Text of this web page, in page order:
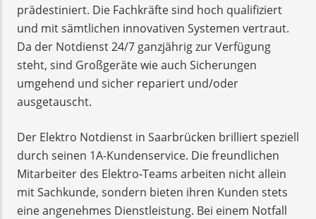
prädestiniert. Die Fachkräfte sind hoch qualifiziert
und mit sämtlichen innovativen Systemen vertraut.
Da der Notdienst 24/7 ganzjährig zur Verfügung
steht, sind Großgeräte wie auch Sicherungen
umgehend und sicher repariert und/oder
ausgetauscht.
Der Elektro Notdienst in Saarbrücken brilliert speziell
durch seinen 1A-Kundenservice. Die freundlichen
Mitarbeiter des Elektro-Teams arbeiten nicht allein
mit Sachkunde, sondern bieten ihren Kunden stets
eine angenehmes Dienstleistung. Bei einem Notfall